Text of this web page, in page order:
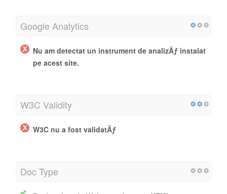
Google Analytics
Nu am detectat un instrument de analizÄƒ instalat
pe acest site.
W3C Validity
W3C nu a fost validatÄƒ
Doc Type